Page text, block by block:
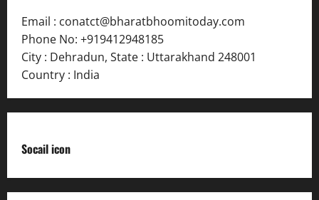
Email : conatct@bharatbhoomitoday.com
Phone No: +919412948185
City : Dehradun, State : Uttarakhand 248001
Country : India
Socail icon